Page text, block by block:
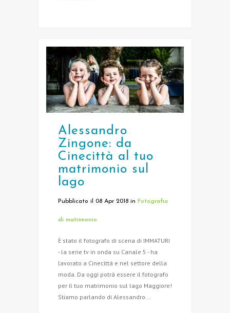
Alessandro
Zingone: da
Cinecittà al tuo
matrimonio sul
lago
Pubblicato il 08 Apr 2018 in Fotografia
di matrimonio
È stato il fotografo di scena di IMMATURI
- la serie tv in onda su Canale 5 - ha
lavorato a Cinecittà e nel settore della
moda. Da oggi potrà essere il fotografo
per il tuo matrimonio sul lago Maggiore!
Stiamo parlando di Alessandro...